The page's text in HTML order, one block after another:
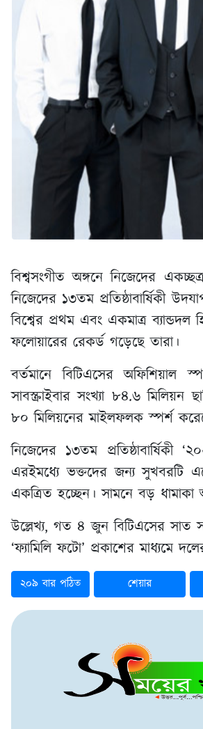
বিশ্বসংগীত অঙ্গনে নিজেদের
নিজেদের ১৩তম প্রতিষ্ঠাবার্ষিকী
বিশ্বের প্রথম এবং একমাত্র
ফলোয়ারের রেকর্ড গড়েছে তারা।
বর্তমানে বিটিএসের অফিশিয়াল
সাবস্ক্রাইবার সংখ্যা ৮৪.৬ মিলিয়ন
৮০ মিলিয়নের মাইলফলক স্পর্শ
নিজেদের ১৩তম প্রতিষ্ঠাবার্ষিকী
এরইমধ্যে ভক্তদের জন্য সুখবরটি
একত্রিত হচ্ছেন। সামনে বড়
উল্লেখ্য, গত ৪ জুন বিটিএসের
‘ফ্যামিলি ফটো’ প্রকাশের মাধ্যমে
২০৯ বার পঠিত শেয়ার